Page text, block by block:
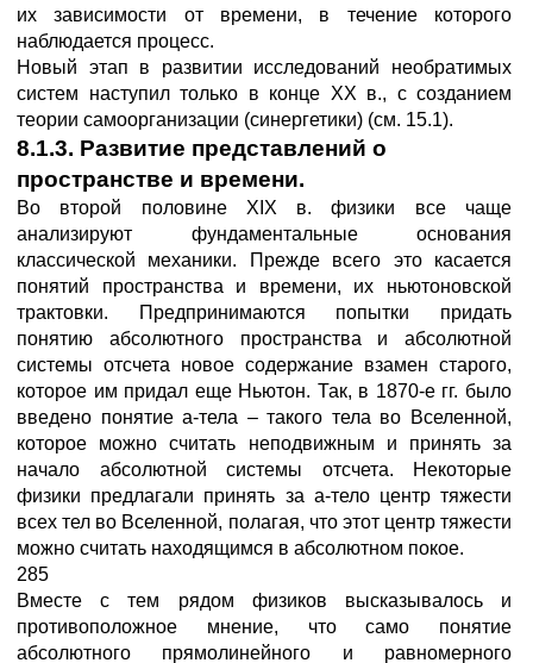
их зависимости от времени, в течение которого
наблюдается процесс.
Новый этап в развитии исследований необратимых
систем наступил только в конце XX в., с созданием
теории самоорганизации (синергетики) (см. 15.1).
8.1.3. Развитие представлений о
пространстве и времени.
Во второй половине XIX в. физики все чаще
анализируют фундаментальные основания
классической механики. Прежде всего это касается
понятий пространства и времени, их ньютоновской
трактовки. Предпринимаются попытки придать
понятию абсолютного пространства и абсолютной
системы отсчета новое содержание взамен старого,
которое им придал еще Ньютон. Так, в 1870-е гг. было
введено понятие a-тела – такого тела во Вселенной,
которое можно считать неподвижным и принять за
начало абсолютной системы отсчета. Некоторые
физики предлагали принять за а-тело центр тяжести
всех тел во Вселенной, полагая, что этот центр тяжести
можно считать находящимся в абсолютном покое.
285
Вместе с тем рядом физиков высказывалось и
противоположное мнение, что само понятие
абсолютного прямолинейного и равномерного